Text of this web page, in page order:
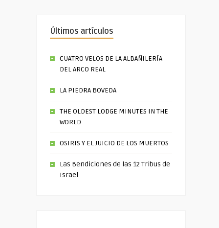
Últimos artículos
CUATRO VELOS DE LA ALBAÑILERÍA
DEL ARCO REAL
LA PIEDRA BOVEDA
THE OLDEST LODGE MINUTES IN THE
WORLD
OSIRIS Y EL JUICIO DE LOS MUERTOS
Las Bendiciones de las 12 Tribus de
Israel